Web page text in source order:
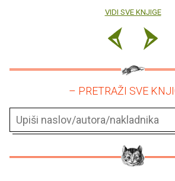
VIDI SVE KNJIGE
– PRETRAŽI SVE